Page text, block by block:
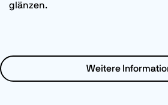
glänzen.
Weitere